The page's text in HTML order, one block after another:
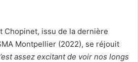
Chopinet, issu de la dernière
Montpellier (2022), se réjouit
assez excitant de voir nos longs